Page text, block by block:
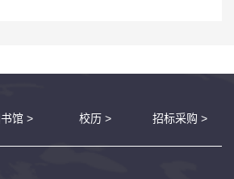
馆 > 校历 > 招标采购 >